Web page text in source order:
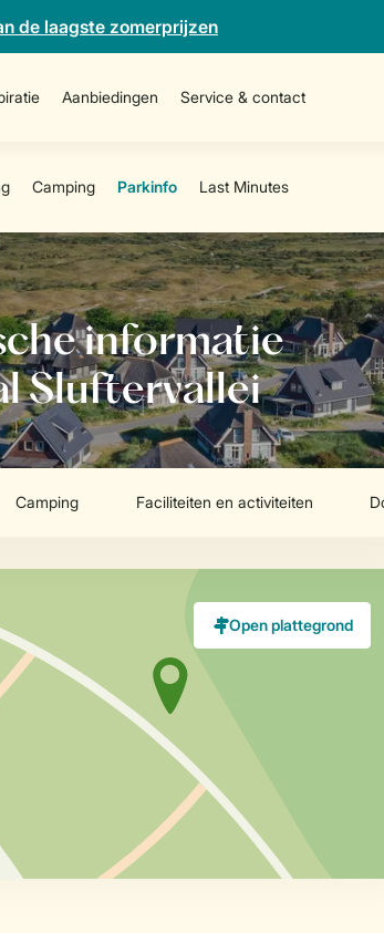
de laagste zomerprijzen
Aanbiedingen Service & contact